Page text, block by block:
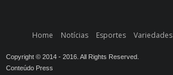
Home Notícias Esportes Variedades
Copyright © 2014 - 2016. All Rights Reserved.
Conteúdo Press